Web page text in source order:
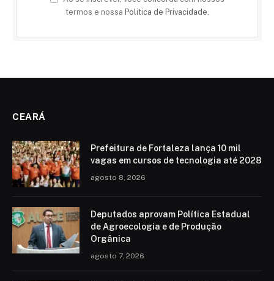
termos e nossa Politica de Privacidade.
CEARÁ
Prefeitura de Fortaleza lança 10 mil
vagas em cursos de tecnologia até 2028
agosto 8, 2026
Deputados aprovam Política Estadual
de Agroecologia e de Produção
Orgânica
agosto 7, 2026